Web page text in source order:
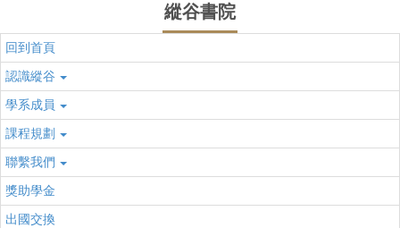
縱谷書院
回到首頁
認識縱谷
學系成員
課程規劃
聯繫我們
獎助學金
出國交換